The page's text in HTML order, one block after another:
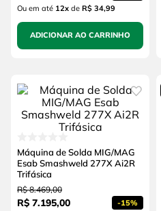
Ou em até 12xde R$ 34,99
ADICIONAR AO CARRINHO
Máquina de Solda MIG/MAG
Esab Smashweld 277X Ai2R
Trifásica
R$ 8.469,00
R$ 7.195,00 -15%